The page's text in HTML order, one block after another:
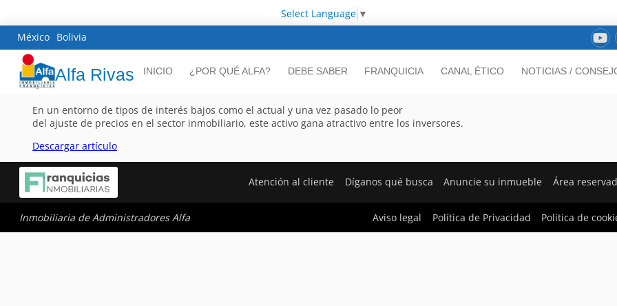
Select Language ▼
México Bolivia
Alfa Rivas INICIO ¿POR QUÉ ALFA? DEBE SABER FRANQUICIA CANAL ÉTICO NOTICIAS /
En un entorno de tipos de interés bajos como el actual y una vez pasado lo peor
del ajuste de precios en el sector inmobiliario, este activo gana atractivo entre los inversores.
Descargar artículo
Atención al cliente Díganos qué busca Anuncie su inmueble Área
Inmobiliaria de Administradores Alfa Aviso legal Política de Privacidad Política de